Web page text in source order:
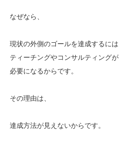
なぜなら、
現状の外側のゴールを達成するには
ティーチングやコンサルティングが
必要になるからです。
その理由は、
達成方法が見えないからです。